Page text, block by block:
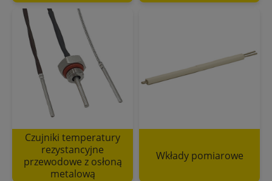
Czujniki temperatury
rezystancyjne
przewodowe z osłoną
metalową
Wkłady pomiarowe